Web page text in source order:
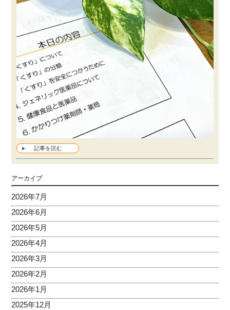
記事を読む
アーカイブ
2026年7月
2026年6月
2026年5月
2026年4月
2026年3月
2026年2月
2026年1月
2025年12月